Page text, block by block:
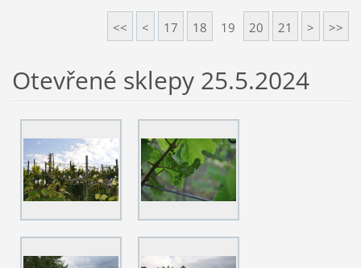
<< < 17 18 19 20 21 > >>
Otevřené sklepy 25.5.2024